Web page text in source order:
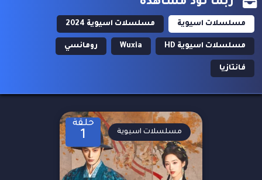
مسلسلات اسيوية مسلسلات اسيوية 2024
مسلسلات اسيوية HD Wuxia رومانسي
فانتازيا
حلقة
1 مسلسلات اسيوية